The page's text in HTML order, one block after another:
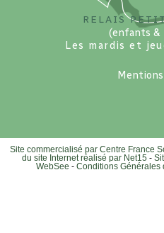
Relais
(enfants &
Les mardis et
Mentions
Site commercialisé par Centre France
du site Internet réalisé par Net15 -
WebSee - Conditions Générales